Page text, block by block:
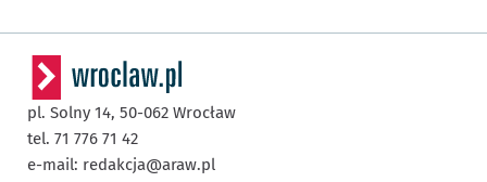
pl. Solny 14, 50-062 Wrocław
tel. 71 776 71 42
e-mail: redakcja@araw.pl